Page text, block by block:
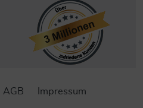
AGB Impressum